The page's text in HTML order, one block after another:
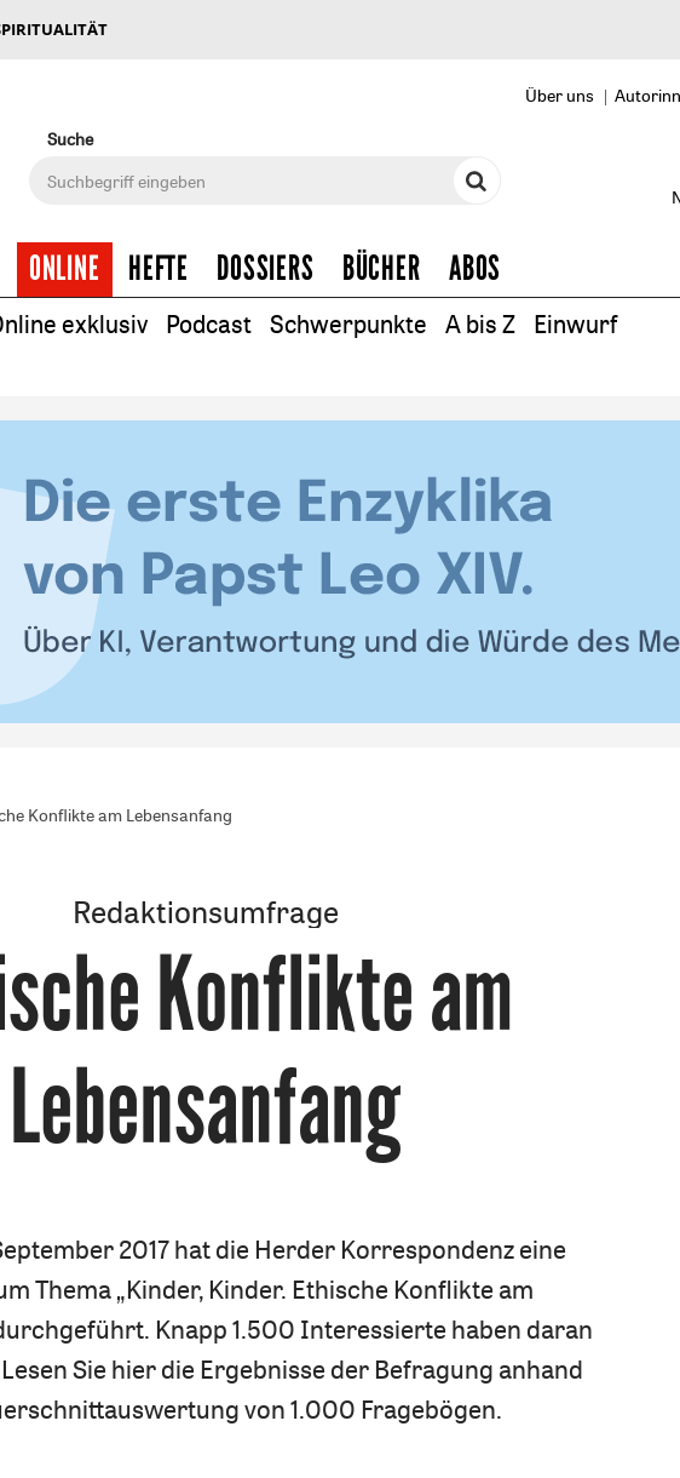
Über uns
Suche
ONLINE HEFTE DOSSIERS BÜCHER ABOS
exklusiv Podcast Schwerpunkte A bis Z Einwurf
Konflikte am Lebensanfang
Redaktionsumfrage
:
Konflikte am
Lebensanfang
2017 hat die Herder Korrespondenz eine
Thema „Kinder, Kinder. Ethische Konflikte am
Knapp 1.500 Interessierte haben daran
Sie hier die Ergebnisse der Befragung anhand
von 1.000 Fragebögen.